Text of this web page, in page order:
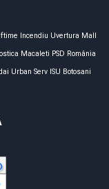
Incendiu Uvertura Mall
Macaleti PSD România
Urban Serv ISU Botosani